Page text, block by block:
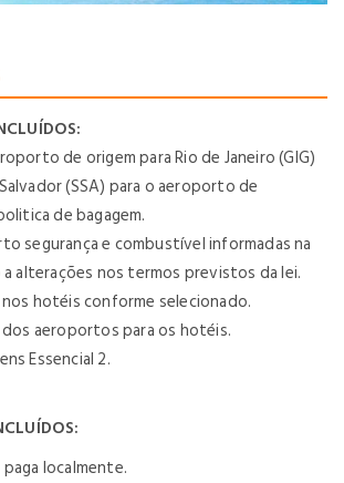
de origem para Rio de Janeiro (GIG)
(SSA) para o aeroporto de
de bagagem.
segurança e combustível informadas na
alterações nos termos previstos da lei.
hotéis conforme selecionado.
aeroportos para os hotéis.
Essencial 2.
localmente.